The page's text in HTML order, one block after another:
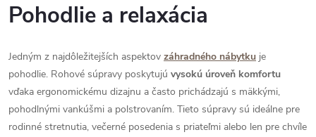
Pohodlie a relaxácia
Jedným z najdôležitejších aspektov záhradného nábytku je
pohodlie. Rohové súpravy poskytujú vysokú úroveň komfortu
vďaka ergonomickému dizajnu a často prichádzajú s mäkkými,
pohodlnými vankúšmi a polstrovaním. Tieto súpravy sú ideálne pre
rodinné stretnutia, večerné posedenia s priateľmi alebo len pre chvíle